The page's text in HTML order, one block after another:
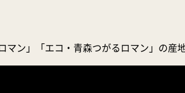
マン」「エコ・青森つがるロマン」の産